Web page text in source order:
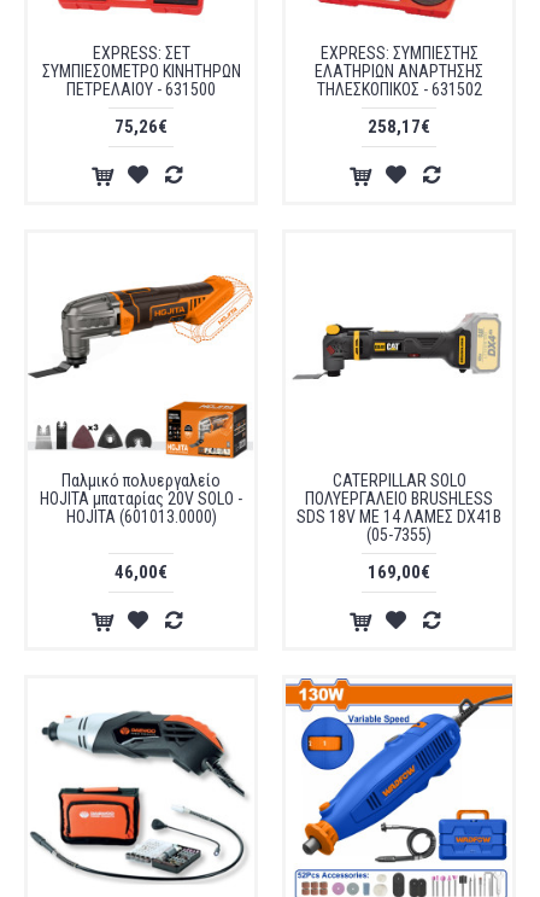
EXPRESS: ΣΕΤ
ΣΥΜΠΙΕΣΟΜΕΤΡΟ ΚΙΝΗΤΗΡΩΝ
ΠΕΤΡΕΛΑΙΟΥ - 631500
75,26€
EXPRESS: ΣΥΜΠΙΕΣΤΗΣ
ΕΛΑΤΗΡΙΩΝ ΑΝΑΡΤΗΣΗΣ
ΤΗΛΕΣΚΟΠΙΚΟΣ - 631502
258,17€
Παλμικό πολυεργαλείο
HOJITA μπαταρίας 20V SOLO -
HOJITA (601013.0000)
46,00€
CATERPILLAR SOLO
ΠΟΛΥΕΡΓΑΛΕΙΟ BRUSHLESS
SDS 18V ME 14 ΛΑΜΕΣ DX41B
(05-7355)
169,00€